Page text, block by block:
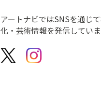
アートナビではSNSを通じ
化・芸術情報を発信してい